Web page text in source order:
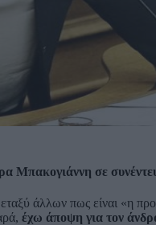
Μπακογιάννη σε
άλλων πως είναι «η
έχω άποψη για τον